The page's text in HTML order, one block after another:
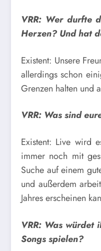
VRR: Wer durfte
Herzen? Und hat
Existent: Unsere
allerdings schon
Grenzen halten und
VRR: Was sind
Existent: Live wird
immer noch mit
Suche auf einem
und außerdem
Jahres erscheinen
VRR: Was würdet
Songs spielen?